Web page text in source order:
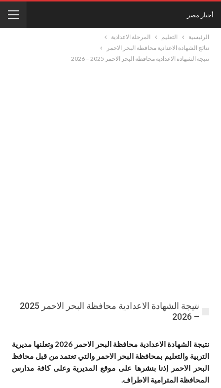
أخبار مصر
الرئيسية التعليم
المرحلة الاعدادية
نتائج الشهادة الاعدادية محافظة البحر الاحمر
نتيجة الشهادة الاعدادية محافظة البحر الاحمر 2025 – 2026
نتيجة الشهادة الاعدادية محافظة البحر الاحمر 2025
– 2026
نتيجة الشهادة الاعدادية محافظة البحر الاحمر 2026 وتعلنها مديرية
التربية والتعليم بمحافظة البحر الاحمر والتي تعتمد من قبل محافظ
البحر الاحمر إذنا بنشرها على موقع المديرية وعلى كافة مدارس
المحافظة المترامية الاطراف.